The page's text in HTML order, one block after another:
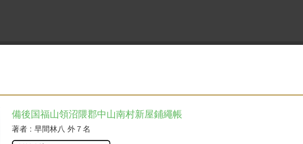
備後国福山領沼隈郡中山南村新屋鋪繩帳
著者: 早間林八 外７名